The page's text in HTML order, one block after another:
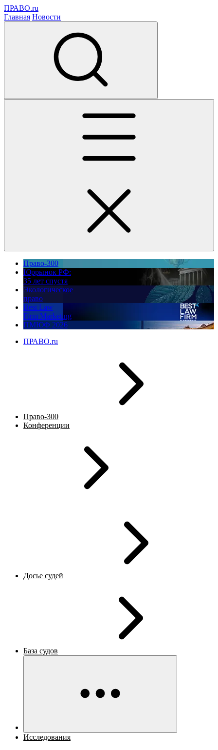
ПРАВО.ru
Главная Новости
Право-300
Юррынок РФ:
35 лет спустя
Экологическое
право
Best Law
Firm Marketing
ПМЮФ 2026
ПРАВО.ru
Право-300
Конференции
Досье судей
База судов
Исследования